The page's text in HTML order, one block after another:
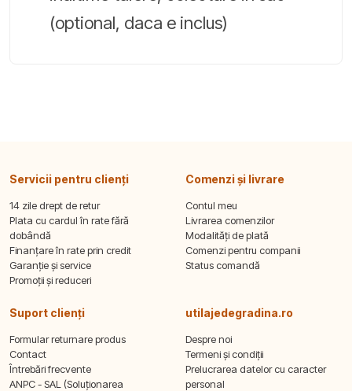
(optional, daca e inclus)
Servicii pentru clienți
14 zile drept de retur
Plata cu cardul în rate fără
dobândă
Finanțare în rate prin credit
Garanție și service
Promoții și reduceri
Comenzi și livrare
Contul meu
Livrarea comenzilor
Modalități de plată
Comenzi pentru companii
Status comandă
Suport clienți
Formular returnare produs
Contact
Întrebări frecvente
ANPC - SAL (Soluționarea
utilajedegradina.ro
Despre noi
Termeni și condiții
Prelucrarea datelor cu caracter
personal